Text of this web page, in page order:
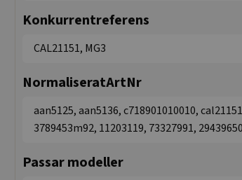
Konkurrentreferens
CAL21151, MG3
NormaliseratArtNr
aan5125, aan5136, c718901010010,
3789453m92, 11203119, 73327991,
Passar modeller